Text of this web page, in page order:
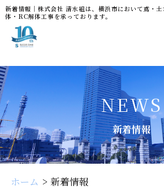
新着情報｜株式会社 清水組は、横浜市において鳶・
体・RC解体工事を承っております。
NEWS
新着情報
ホーム 新着情報